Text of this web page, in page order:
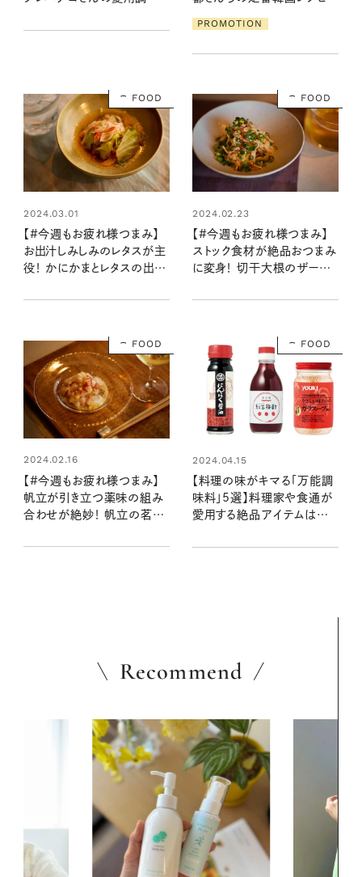
PROMOTION
FOOD
2024.03.01
【#今週もお疲れ様つまみ】
お出汁しみしみのレタスが主
役！ かにかまとレタスの出汁
長谷川あかりさん）
FOOD
2024.02.23
【#今週もお疲れ様つまみ】
ストック食材が絶品おつまみ
に変身！ 切干大根のザーサ
かりさん）
FOOD
2024.02.16
【#今週もお疲れ様つまみ】
帆立が引き立つ薬味の組み
合わせが絶妙！ 帆立の茗荷
かりさん）
FOOD
2024.04.15
【料理の味がキマる「万能調
味料」5選】料理家や食通が
愛用する絶品アイテムはコ
Recommend